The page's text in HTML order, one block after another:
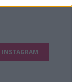
INSTAGRAM